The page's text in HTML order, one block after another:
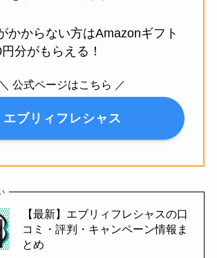
かからない方はAmazonギフト
分がもらえる！
＼ 公式ページはこちら ／
エブリィフレシャス
【最新】エブリィフレシャスの口
コミ・評判・キャンペーン情報ま
とめ